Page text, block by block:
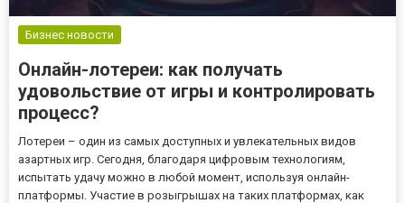
Бизнес новости
Онлайн-лотереи: как получать
удовольствие от игры и контролировать
процесс?
Лотереи – один из самых доступных и увлекательных видов
азартных игр. Сегодня, благодаря цифровым технологиям,
испытать удачу можно в любой момент, используя онлайн-
платформы. Участие в розыгрышах на таких платформах, как